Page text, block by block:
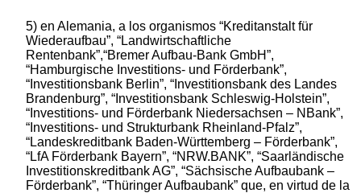
5) en Alemania, a los organismos “Kreditanstalt für
Wiederaufbau”, “Landwirtschaftliche
Rentenbank”,“Bremer Aufbau-Bank GmbH”,
“Hamburgische Investitions- und Förderbank”,
“Investitionsbank Berlin”, “Investitionsbank des Landes
Brandenburg”, “Investitionsbank Schleswig-Holstein”,
“Investitions- und Förderbank Niedersachsen – NBank”,
“Investitions- und Strukturbank Rheinland-Pfalz”,
“Landeskreditbank Baden-Württemberg – Förderbank”,
“LfA Förderbank Bayern”, “NRW.BANK”, “Saarländische
Investitionskreditbank AG”, “Sächsische Aufbaubank –
Förderbank”, “Thüringer Aufbaubank” que, en virtud de la